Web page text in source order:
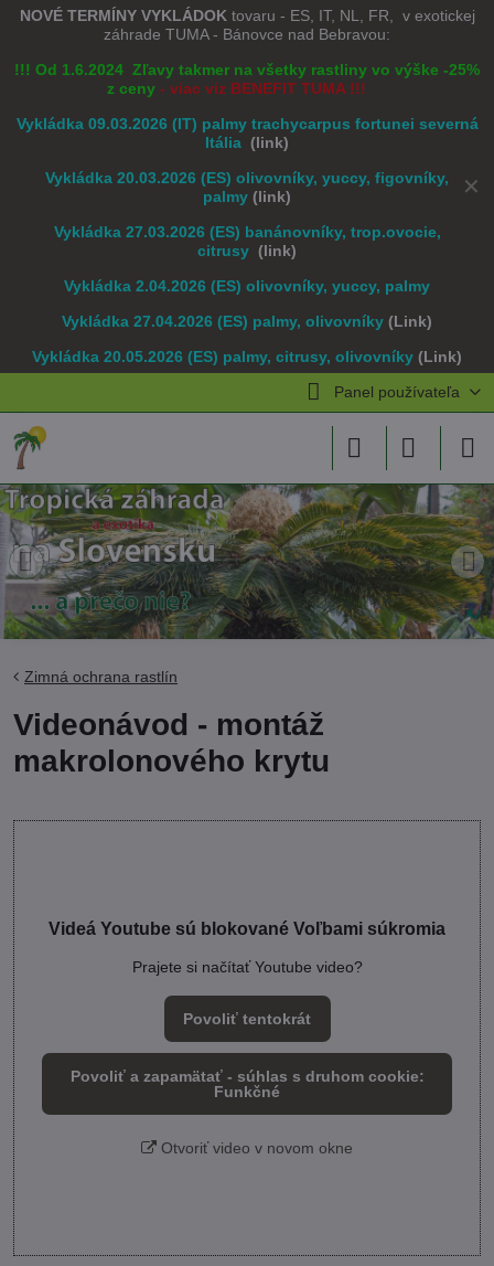
✕
NOVÉ TERMÍNY VYKLÁDOK tovaru - ES, IT, NL, FR, v exotickej
záhrade TUMA - Bánovce nad Bebravou:
!!! Od 1.6.2024 Zľavy takmer na všetky rastliny vo výške -25%
z ceny - viac viz BENEFIT TUMA !!!
Vykládka 09.03.2026 (IT) palmy trachycarpus fortunei severná
Itália (link)
Vykládka 20.03.2026 (ES) olivovníky, yuccy, figovníky,
palmy (link)
Vykládka 27.03.2026 (ES) banánovníky, trop.ovocie,
citrusy (link)
Vykládka 2.04.2026 (ES) olivovníky, yuccy, palmy
Vykládka 27.04.2026 (ES) palmy, olivovníky (Link)
Vykládka 20.05.2026 (ES) palmy, citrusy, olivovníky (Link)
Panel používateľa
Zimná ochrana rastlín
Videonávod - montáž
makrolonového krytu
Videá Youtube sú blokované Voľbami súkromia
Prajete si načítať Youtube video?
Povoliť tentokrát
Povoliť a zapamätať - súhlas s druhom cookie:
Funkčné
Otvoriť video v novom okne